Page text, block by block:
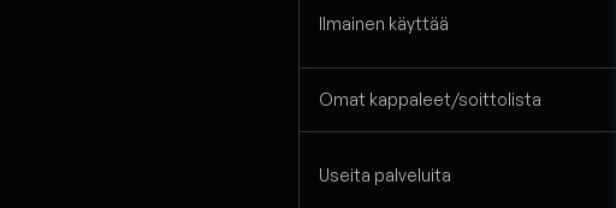
Ilmainen käyttää
Omat kappaleet/soittolista
Useita palveluita